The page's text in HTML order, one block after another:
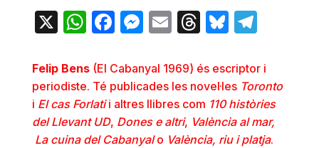
X WhatsApp
Facebook
Messenger
EmailThreads
Bluesky
Felip Bens (El Cabanyal 1969) és escriptor i
periodiste. Té publicades les novel·les Toronto
i El cas Forlatii altres llibres com 110 històries
del Llevant UD, Dones e altri, València al mar,
La cuina del Cabanyalo València, riu i platja.